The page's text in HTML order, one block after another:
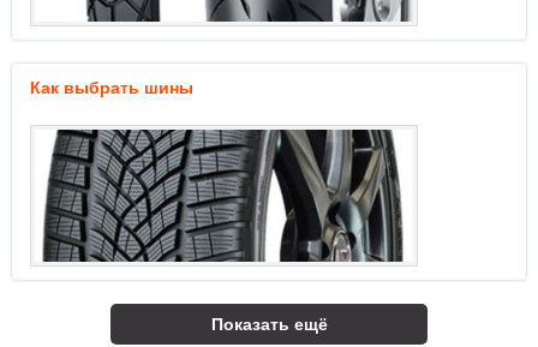
Как выбрать шины
Показать ещё